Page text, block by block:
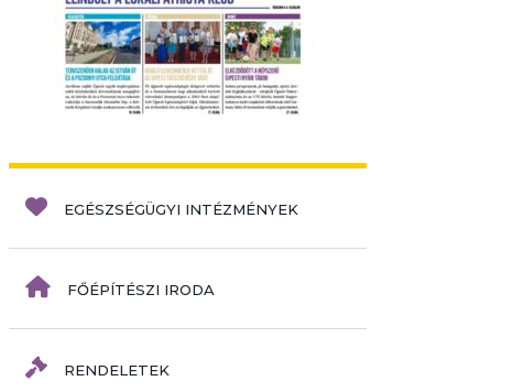
EGÉSZSÉGÜGYI INTÉZMÉNYEK
FŐÉPÍTÉSZI IRODA
RENDELETEK